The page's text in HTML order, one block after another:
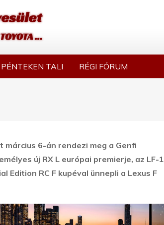
TALI RÉGI FÓRUM
6-án rendezi meg a Genfi
új RX L európai premierje, az LF-1
Edition RC F kupéval ünnepli a Lexus F